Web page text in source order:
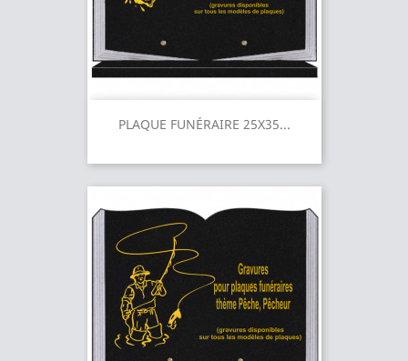
PLAQUE FUNÉRAIRE 25X35...